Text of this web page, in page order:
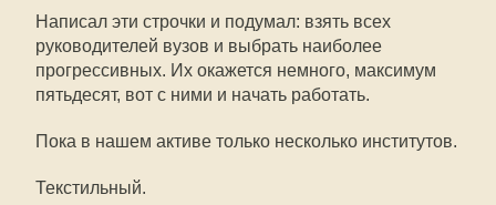
Написал эти строчки и подумал: взять всех
руководителей вузов и выбрать наиболее
прогрессивных. Их окажется немного, максимум
пятьдесят, вот с ними и начать работать.
Пока в нашем активе только несколько институтов.
Текстильный.